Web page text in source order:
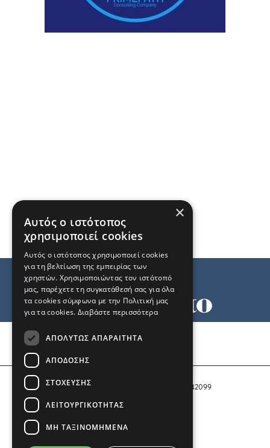
Αριθμός Πιστοποίησης Μ.Η.Τ. 242099
COPYRIGHT © 2026 Το Μανιφέστο
×
Αυτός ο ιστότοπος
χρησιμοποιεί cookies
Αυτός ο ιστότοπος χρησιμοποιεί cookies
για τη βελτίωση της εμπειρίας των
χρηστών. Χρησιμοποιώντας τον ιστότοπό
μας, παρέχετε τη συγκατάθεσή σας για όλα
τα cookies σύμφωνα με την Πολιτική μας
για τα cookies. Διαβάστε περισσότερα
ΑΠΟΛΎΤΩΣ ΑΠΑΡΑΊΤΗΤΑ
ΑΠΌΔΟΣΗΣ
ΣΤΌΧΕΥΣΗΣ
ΛΕΙΤΟΥΡΓΙΚΌΤΗΤΑΣ
ΜΗ ΤΑΞΙΝΟΜΗΜΈΝΑ